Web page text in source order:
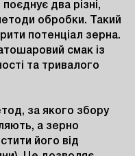
два різні,
обробки. Такий
потенціал зерна.
смак із
та тривалого
за якого збору
а зерно
його від